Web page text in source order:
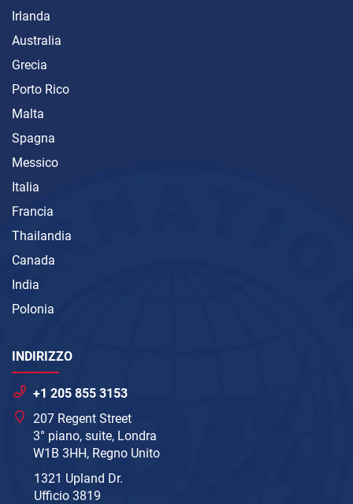
Irlanda
Australia
Grecia
Porto Rico
Malta
Spagna
Messico
Italia
Francia
Thailandia
Canada
India
Polonia
INDIRIZZO
+1 205 855 3153
207 Regent Street
3° piano, suite, Londra
W1B 3HH, Regno Unito
1321 Upland Dr.
Ufficio 3819